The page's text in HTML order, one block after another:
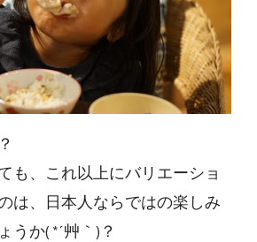
も、これ以上にバリエーショ
は、日本人ならではの楽しみ
うか( *´艸｀)？